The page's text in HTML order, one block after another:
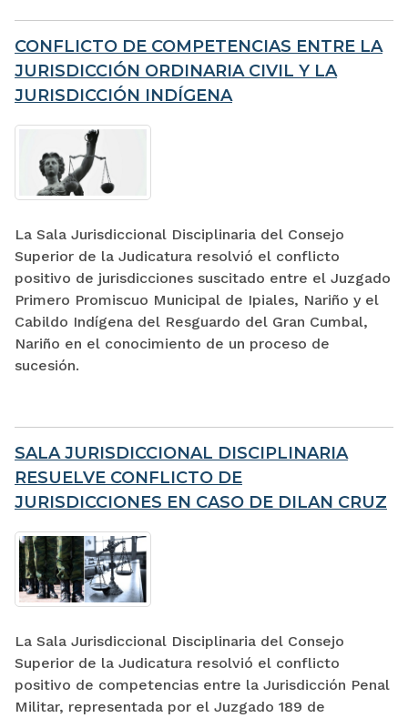
CONFLICTO DE COMPETENCIAS ENTRE LA
JURISDICCIÓN ORDINARIA CIVIL Y LA
JURISDICCIÓN INDÍGENA
La Sala Jurisdiccional Disciplinaria del Consejo
Superior de la Judicatura resolvió el conflicto
positivo de jurisdicciones suscitado entre el Juzgado
Primero Promiscuo Municipal de Ipiales, Nariño y el
Cabildo Indígena del Resguardo del Gran Cumbal,
Nariño en el conocimiento de un proceso de
sucesión.
SALA JURISDICCIONAL DISCIPLINARIA
RESUELVE CONFLICTO DE
JURISDICCIONES EN CASO DE DILAN CRUZ
La Sala Jurisdiccional Disciplinaria del Consejo
Superior de la Judicatura resolvió el conflicto
positivo de competencias entre la Jurisdicción Penal
Militar, representada por el Juzgado 189 de